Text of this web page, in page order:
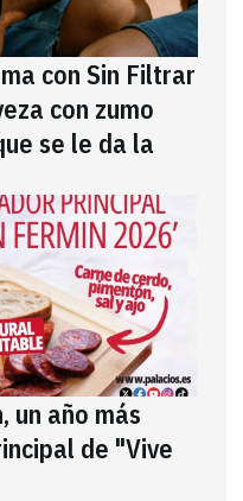
con Sin Filtrar
con zumo
se le da la
un año más
de "Vive